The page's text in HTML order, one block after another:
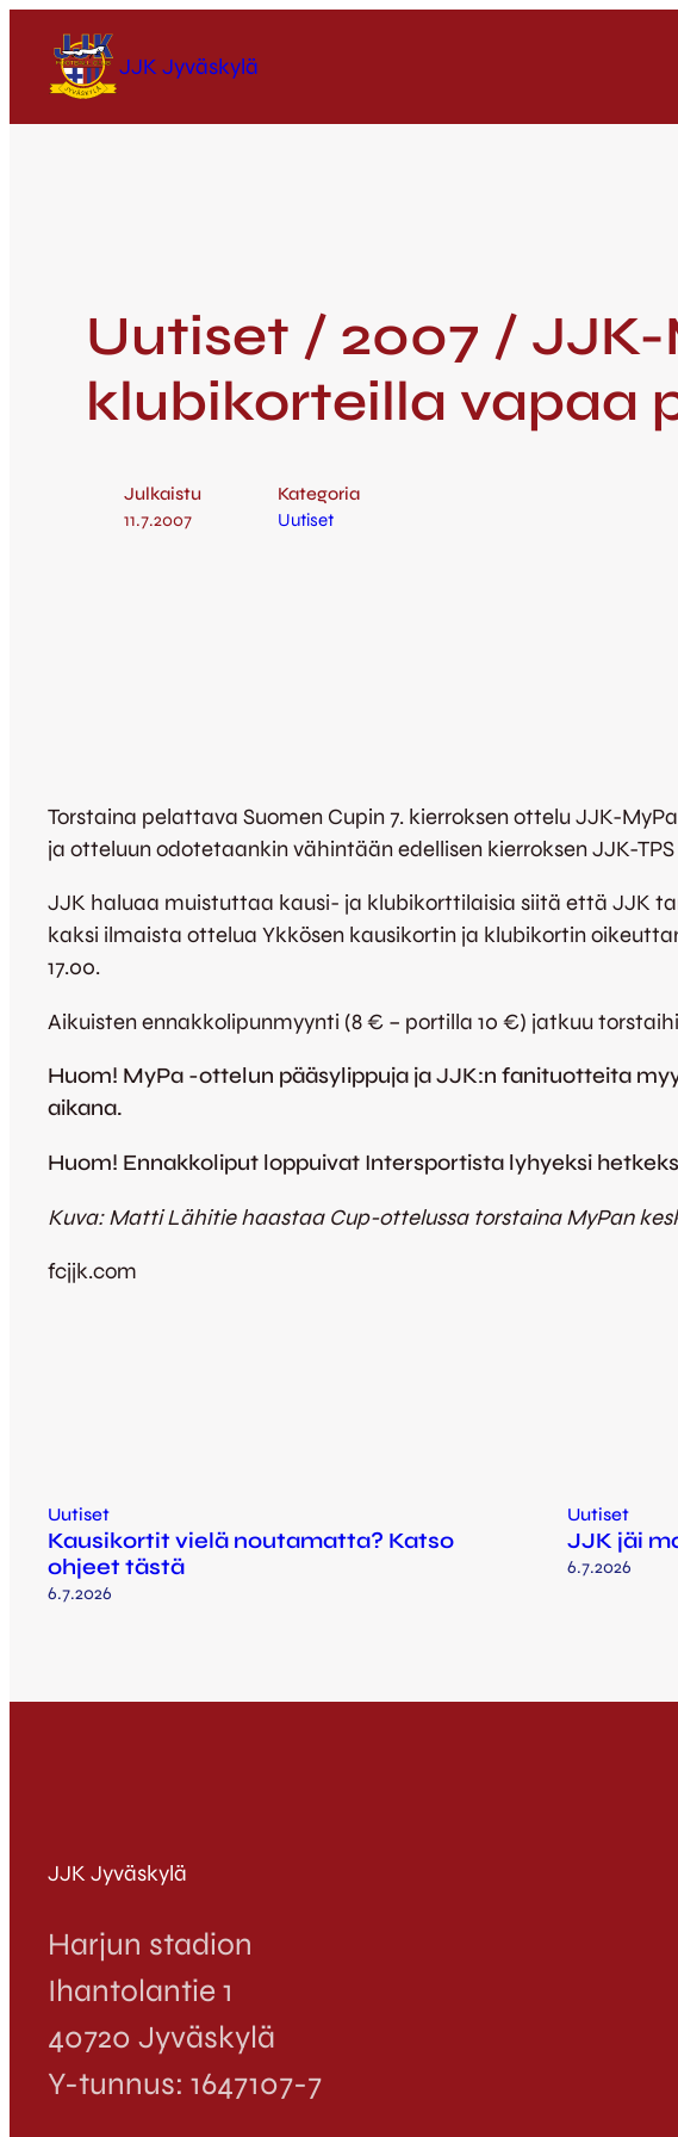
JJK Jyväskylä
Uutiset / 2007 / JJK-
klubikorteilla vapaa
Julkaistu
11.7.2007
Kategoria
Uutiset
Torstaina pelattava Suomen Cupin 7. kierroksen ottelu JJK-
ja otteluun odotetaankin vähintään edellisen kierroksen JJK-
JJK haluaa muistuttaa kausi- ja klubikorttilaisia siitä että JJK
kaksi ilmaista ottelua Ykkösen kausikortin ja klubikortin
17.00.
Aikuisten ennakkolipunmyynti (8 € – portilla 10 €) jatkuu
Huom! MyPa -ottelun pääsylippuja ja JJK:n fanituotteita
aikana.
Huom! Ennakkoliput loppuivat Intersportista lyhyeksi
Kuva: Matti Lähitie haastaa Cup-ottelussa torstaina MyPan
fcjjk.com
Uutiset
Kausikortit vielä noutamatta? Katso
ohjeet tästä
6.7.2026
Uutiset
JJK jäi
6.7.2026
JJK Jyväskylä
Harjun stadion
Ihantolantie 1
40720 Jyväskylä
Y-tunnus: 1647107-7